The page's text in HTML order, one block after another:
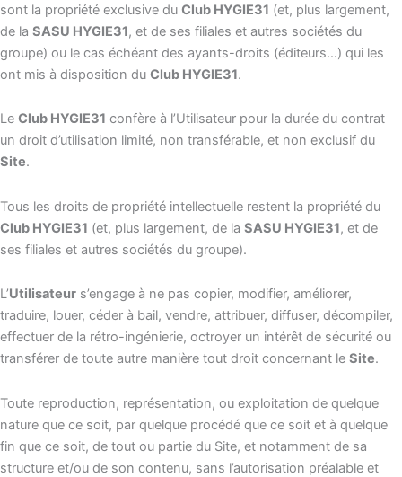
sont la propriété exclusive du Club HYGIE31 (et, plus largement,
de la SASU HYGIE31, et de ses filiales et autres sociétés du
groupe) ou le cas échéant des ayants-droits (éditeurs…) qui les
ont mis à disposition du Club HYGIE31.
Le Club HYGIE31 confère à l’Utilisateur pour la durée du contrat
un droit d’utilisation limité, non transférable, et non exclusif du
Site.
Tous les droits de propriété intellectuelle restent la propriété du
Club HYGIE31 (et, plus largement, de la SASU HYGIE31, et de
ses filiales et autres sociétés du groupe).
L’Utilisateur s’engage à ne pas copier, modifier, améliorer,
traduire, louer, céder à bail, vendre, attribuer, diffuser, décompiler,
effectuer de la rétro-ingénierie, octroyer un intérêt de sécurité ou
transférer de toute autre manière tout droit concernant le Site.
Toute reproduction, représentation, ou exploitation de quelque
nature que ce soit, par quelque procédé que ce soit et à quelque
fin que ce soit, de tout ou partie du Site, et notamment de sa
structure et/ou de son contenu, sans l’autorisation préalable et